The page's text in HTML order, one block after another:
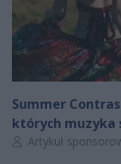
Summer
których muzyka
Autor artykułu:
Artykuł